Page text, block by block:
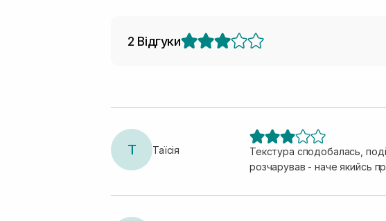
2 Відгуки
Т Таїсія
Текстура сподобалась,
розчарував - наче якийсь